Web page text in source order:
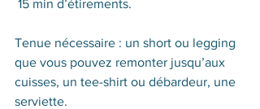
15 min d’étirements.
Tenue nécessaire : un short ou legging
que vous pouvez remonter jusqu’aux
cuisses, un tee-shirt ou débardeur, une
serviette.